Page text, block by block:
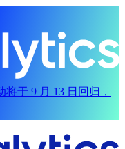
于 9 月 13 日回归，